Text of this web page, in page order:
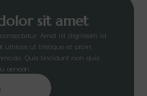
sit amet
Amet id dignissim id
ultrices ut tristique et proin.
Quis tincidunt non quis
aenean.